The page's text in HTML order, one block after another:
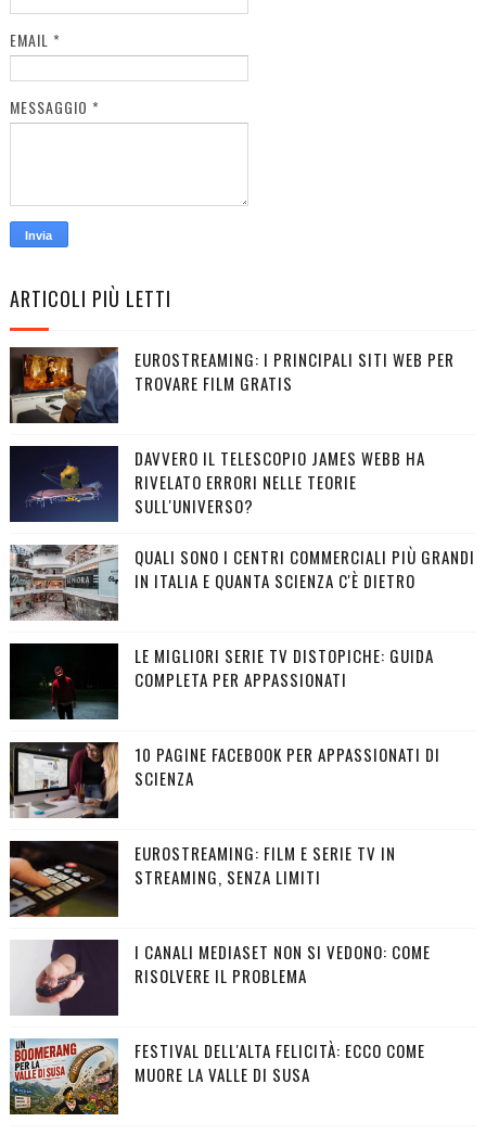
EMAIL *
MESSAGGIO *
ARTICOLI PIÙ LETTI
EUROSTREAMING: I PRINCIPALI SITI WEB PER
TROVARE FILM GRATIS
DAVVERO IL TELESCOPIO JAMES WEBB HA
RIVELATO ERRORI NELLE TEORIE
SULL'UNIVERSO?
QUALI SONO I CENTRI COMMERCIALI PIÙ GRANDI
IN ITALIA E QUANTA SCIENZA C'È DIETRO
LE MIGLIORI SERIE TV DISTOPICHE: GUIDA
COMPLETA PER APPASSIONATI
10 PAGINE FACEBOOK PER APPASSIONATI DI
SCIENZA
EUROSTREAMING: FILM E SERIE TV IN
STREAMING, SENZA LIMITI
I CANALI MEDIASET NON SI VEDONO: COME
RISOLVERE IL PROBLEMA
FESTIVAL DELL'ALTA FELICITÀ: ECCO COME
MUORE LA VALLE DI SUSA